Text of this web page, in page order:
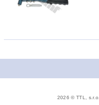
2026 © TTL,